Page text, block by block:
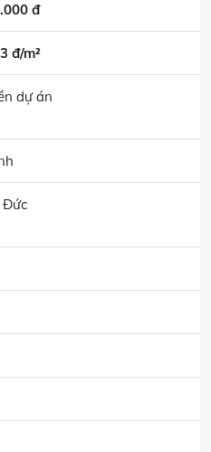
đ
đ/m²
dự án
Đức